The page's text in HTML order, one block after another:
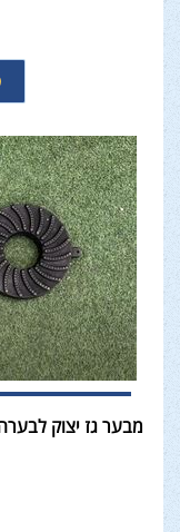
מבער גז יצוק